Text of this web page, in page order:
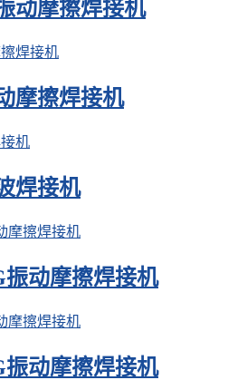
动摩擦焊接机
摩擦焊接机
焊接机
振动摩擦焊接机
振动摩擦焊接机